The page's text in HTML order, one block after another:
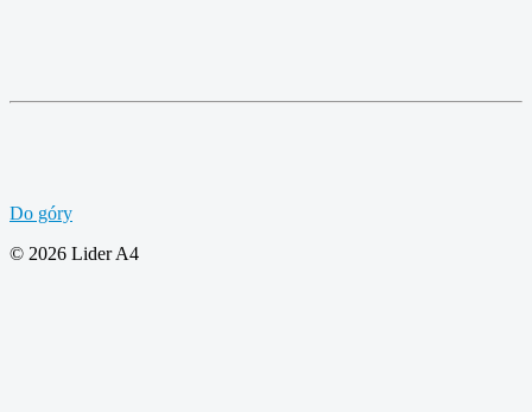
Do góry
© 2026 Lider A4